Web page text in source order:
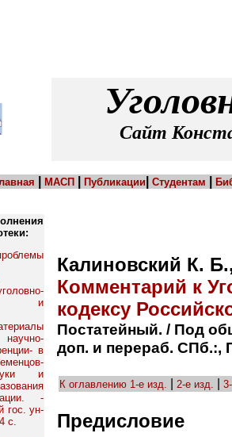
Сайт
МАСП Публикации Студентам
и
в
и
-
гос. ун-
с.
Калиновский К.
Комментарий к
кодексу
Постатейный. / Под
доп. и перераб. СПб.:,
К оглавлению 1-е изд. 2-е изд.
Предисловие